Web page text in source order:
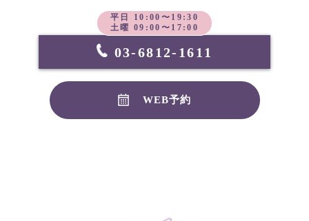
平日 10:00〜19:30
土曜 09:00〜17:00
03-6812-1611
WEB予約